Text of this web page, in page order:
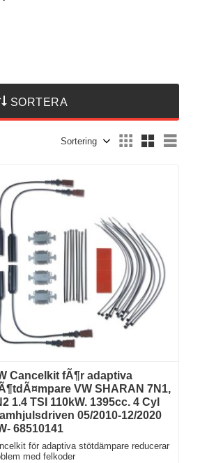
SORTERA
Cancelkit fÃ¶r adaptiva
VW SHARAN 7N1,
1.4 TSI 110kW. 1395cc. 4 Cyl
05/2010-12/2020
68510141
för adaptiva stötdämpare reducerar
med felkoder